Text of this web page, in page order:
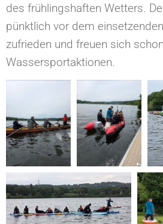
des frühlingshaften Wetters.
pünktlich vor dem
zufrieden und freuen sich
Wassersportaktionen.